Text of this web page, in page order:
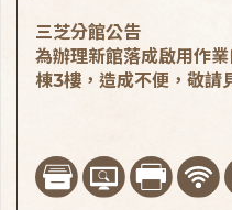
三芝分館公告
為辦理新館落成啟用作
棟3樓，造成不便，敬請